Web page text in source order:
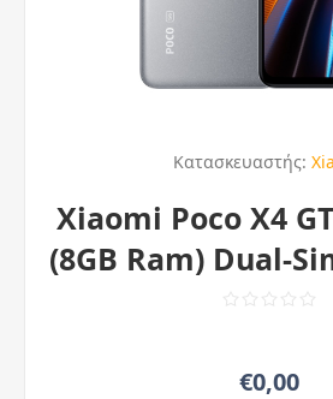
Κατασκευαστής:
Xiaomi Poco X4
(8GB Ram) Dual-
€0,00